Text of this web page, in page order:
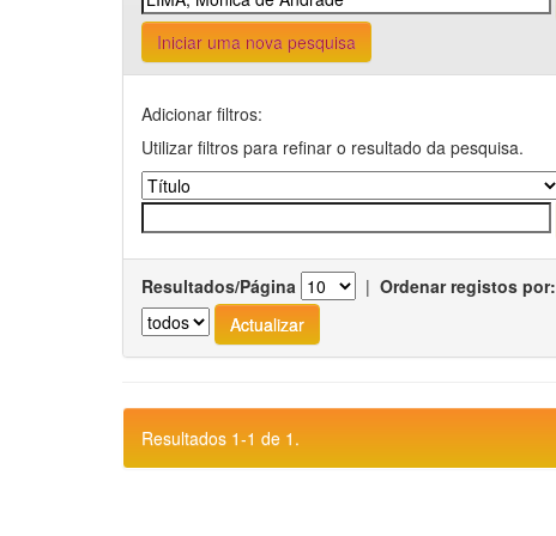
Iniciar uma nova pesquisa
Adicionar filtros:
Utilizar filtros para refinar o resultado da pesquisa.
Resultados/Página | Ordenar registos por:
Resultados 1-1 de 1.